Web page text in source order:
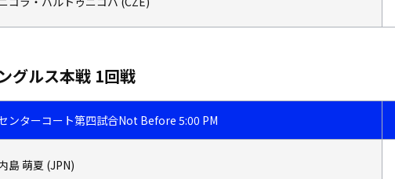
グルス本戦 1回戦
ンターコート第四試合Not Before 5:00 PM
島 萌夏 (JPN)